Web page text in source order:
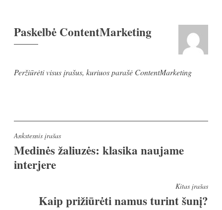
Paskelbė ContentMarketing
Peržiūrėti visus įrašus, kuriuos parašė ContentMarketing
Navigacija
tarp
įrašų
Ankstesnis įrašas
Medinės žaliuzės: klasika naujame
interjere
Kitas įrašas
Kaip prižiūrėti namus turint šunį?